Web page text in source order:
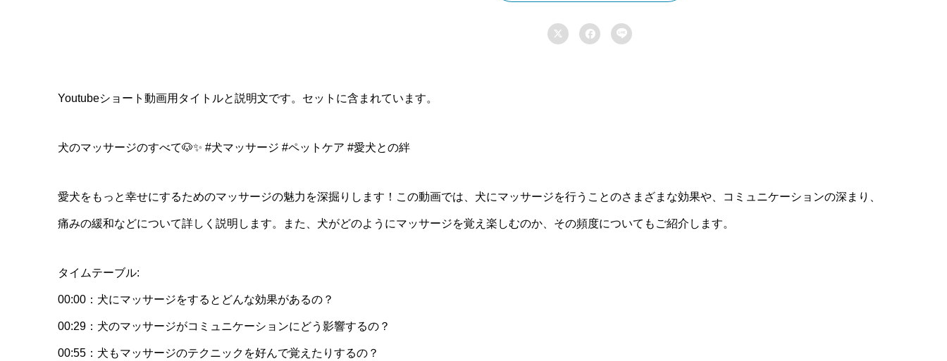
画
  
Youtubeショート動画用タイトルと説明文です。セットに含まれています。
犬のマッサージのすべて🐶✨ #犬マッサージ #ペットケア #愛犬との絆
愛犬をもっと幸せにするためのマッサージの魅力を深掘りします！この動画では、犬にマッサージを行うことのさまざまな効果や、コミュニケーションの深まり、
痛みの緩和などについて詳しく説明します。また、犬がどのようにマッサージを覚え楽しむのか、その頻度についてもご紹介します。
タイムテーブル:
00:00：犬にマッサージをするとどんな効果があるの？
00:29：犬のマッサージがコミュニケーションにどう影響するの？
00:55：犬もマッサージのテクニックを好んで覚えたりするの？